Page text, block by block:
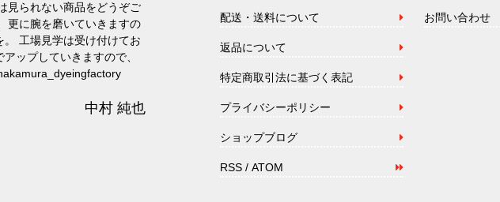
見られない商品をどうぞご
更に腕を磨いていきますの
。 工場見学は受け付けてお
ップしていきますので、
中村 純也
配送・送料について
返品について
特定商取引法に基づく表記
プライバシーポリシー
ショップブログ
RSS/ ATOM
お問い合わせ